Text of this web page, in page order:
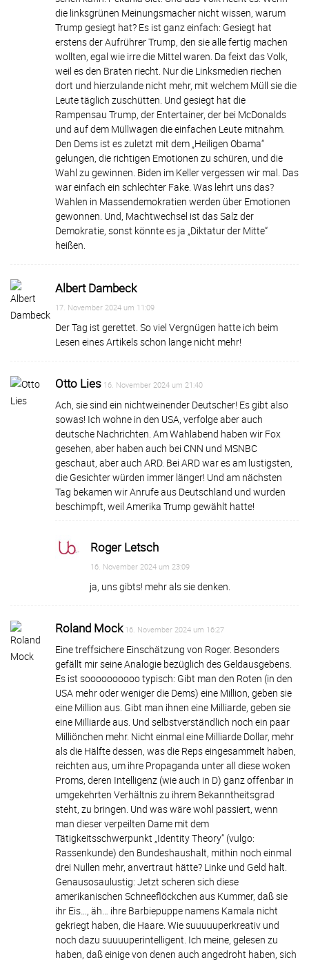
die linksgrünen Meinungsmacher nicht wissen, warum
Trump gesiegt hat? Es ist ganz einfach: Gesiegt hat
erstens der Aufrührer Trump, den sie alle fertig machen
wollten, egal wie irre die Mittel waren. Da feixt das Volk,
weil es den Braten riecht. Nur die Linksmedien riechen
dort und hierzulande nicht mehr, mit welchem Müll sie die
Leute täglich zuschütten. Und gesiegt hat die
Rampensau Trump, der Entertainer, der bei McDonalds
und auf dem Müllwagen die einfachen Leute mitnahm.
Den Dems ist es zuletzt mit dem „Heiligen Obama“
gelungen, die richtigen Emotionen zu schüren, und die
Wahl zu gewinnen. Biden im Keller vergessen wir mal. Das
war einfach ein schlechter Fake. Was lehrt uns das?
Wahlen in Massendemokratien werden über Emotionen
gewonnen. Und, Machtwechsel ist das Salz der
Demokratie, sonst könnte es ja „Diktatur der Mitte“
heißen.
Albert Dambeck
17. November 2024 um 11:09
Der Tag ist gerettet. So viel Vergnügen hatte ich beim
Lesen eines Artikels schon lange nicht mehr!
Otto Lies 16. November 2024 um 21:40
Ach, sie sind ein nichtweinender Deutscher! Es gibt also
sowas! Ich wohne in den USA, verfolge aber auch
deutsche Nachrichten. Am Wahlabend haben wir Fox
gesehen, aber haben auch bei CNN und MSNBC
geschaut, aber auch ARD. Bei ARD war es am lustigsten,
die Gesichter würden immer länger! Und am nächsten
Tag bekamen wir Anrufe aus Deutschland und wurden
beschimpft, weil Amerika Trump gewählt hatte!
Roger Letsch
16. November 2024 um 23:09
ja, uns gibts! mehr als sie denken.
Roland Mock 16. November 2024 um 16:27
Eine treffsichere Einschätzung von Roger. Besonders
gefällt mir seine Analogie bezüglich des Geldausgebens.
Es ist soooooooooo typisch: Gibt man den Roten (in den
USA mehr oder weniger die Dems) eine Million, geben sie
eine Million aus. Gibt man ihnen eine Milliarde, geben sie
eine Milliarde aus. Und selbstverständlich noch ein paar
Milliönchen mehr. Nicht einmal eine Milliarde Dollar, mehr
als die Hälfte dessen, was die Reps eingesammelt haben,
reichten aus, um ihre Propaganda unter all diese woken
Proms, deren Intelligenz (wie auch in D) ganz offenbar in
umgekehrten Verhältnis zu ihrem Bekanntheitsgrad
steht, zu bringen. Und was wäre wohl passiert, wenn
man dieser verpeilten Dame mit dem
Tätigkeitsschwerpunkt „Identity Theory“ (vulgo:
Rassenkunde) den Bundeshaushalt, mithin noch einmal
drei Nullen mehr, anvertraut hätte? Linke und Geld halt.
Genausosaulustig: Jetzt scheren sich diese
amerikanischen Schneeflöckchen aus Kummer, daß sie
ihr Eis…, äh… ihre Barbiepuppe namens Kamala nicht
gekriegt haben, die Haare. Wie suuuuuperkreativ und
noch dazu suuuuperintelligent. Ich meine, gelesen zu
haben, daß einige von denen auch angedroht haben, sich